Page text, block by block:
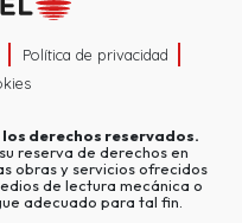
Política de privacidad
derechos reservados.
su reserva de derechos en
obras y servicios ofrecidos
de lectura mecánica o
adecuado para tal fin.